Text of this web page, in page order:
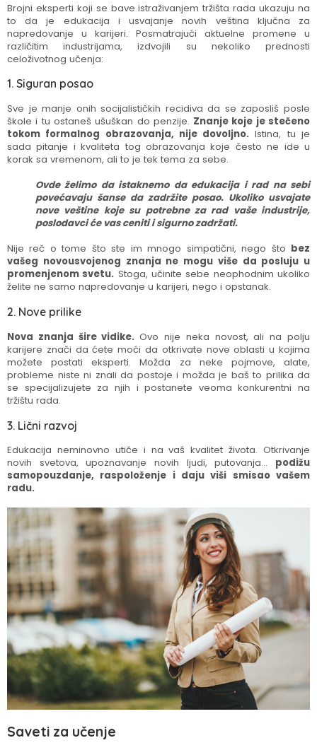
Brojni eksperti koji se bave istraživanjem tržišta rada ukazuju na
to da je edukacija i usvajanje novih veština ključna za
napredovanje u karijeri. Posmatrajući aktuelne promene u
različitim industrijama, izdvojili su nekoliko prednosti
celoživotnog učenja:
1. Siguran posao
Sve je manje onih socijalističkih recidiva da se zaposliš posle
škole i tu ostaneš ušuškan do penzije. Znanje koje je stečeno
tokom formalnog obrazovanja, nije dovoljno. Istina, tu je
sada pitanje i kvaliteta tog obrazovanja koje često ne ide u
korak sa vremenom, ali to je tek tema za sebe.
Ovde želimo da istaknemo da edukacija i rad na sebi
povećavaju šanse da zadržite posao. Ukoliko usvajate
nove veštine koje su potrebne za rad vaše industrije,
poslodavci će vas ceniti i sigurno zadržati.
Nije reč o tome što ste im mnogo simpatični, nego što bez
vašeg novousvojenog znanja ne mogu više da posluju u
promenjenom svetu. Stoga, učinite sebe neophodnim ukoliko
želite ne samo napredovanje u karijeri, nego i opstanak.
2. Nove prilike
Nova znanja šire vidike.Ovo nije neka novost, ali na polju
karijere znači da ćete moći da otkrivate nove oblasti u kojima
možete postati eksperti. Možda za neke pojmove, alate,
probleme niste ni znali da postoje i možda je baš to prilika da
se specijalizujete za njih i postanete veoma konkurentni na
tržištu rada.
3. Lični razvoj
Edukacija neminovno utiče i na vaš kvalitet života. Otkrivanje
novih svetova, upoznavanje novih ljudi, putovanja... podižu
samopouzdanje, raspoloženje i daju viši smisao vašem
radu.
Saveti za učenje